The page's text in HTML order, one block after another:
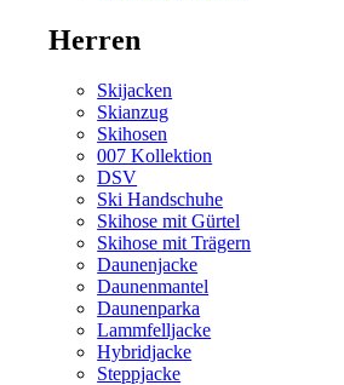
Herren
Skijacken
Skianzug
Skihosen
007 Kollektion
DSV
Ski Handschuhe
Skihose mit Gürtel
Skihose mit Trägern
Daunenjacke
Daunenmantel
Daunenparka
Lammfelljacke
Hybridjacke
Steppjacke